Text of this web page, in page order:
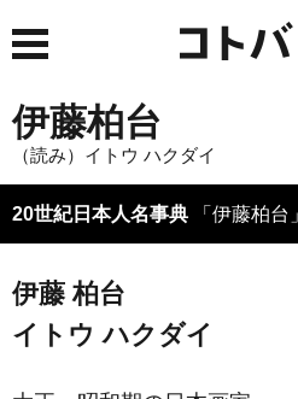
伊藤柏台
（読み）イトウ ハクダイ
20世紀日本人名事典 「伊藤柏台
伊藤 柏台
イトウ ハクダイ